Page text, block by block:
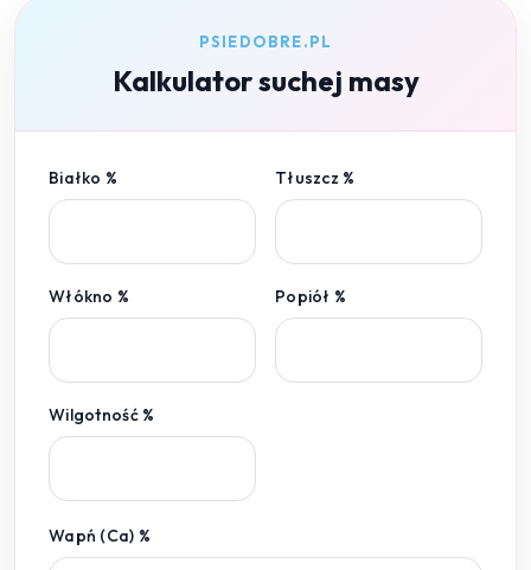
PSIEDOBRE.PL
Kalkulator suchej masy
Białko % Tłuszcz %
Włókno % Popiół %
Wilgotność %
Wapń (Ca) %